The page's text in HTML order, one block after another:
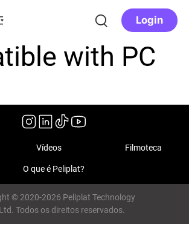
Login
with PC
Vídeos Filmoteca
O que é Peliplat?
© 2020-2026 Peliplat Technology
Todos os direitos reservados.